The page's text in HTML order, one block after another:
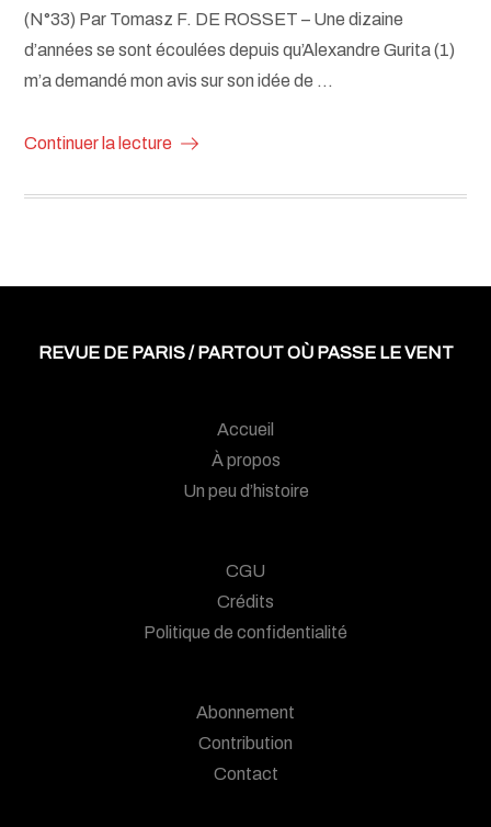
(N°33) Par Tomasz F. DE ROSSET – Une dizaine
d’années se sont écoulées depuis qu’Alexandre Gurita (1)
m’a demandé mon avis sur son idée de …
Continuer la lecture
REVUE DE PARIS / PARTOUT OÙ PASSE LE VENT
Accueil
À propos
Un peu d’histoire
CGU
Crédits
Politique de confidentialité
Abonnement
Contribution
Contact